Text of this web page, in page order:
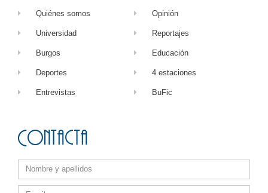
Quiénes somos
Universidad
Burgos
Deportes
Entrevistas
Opinión
Reportajes
Educación
4 estaciones
BuFic
Contacta